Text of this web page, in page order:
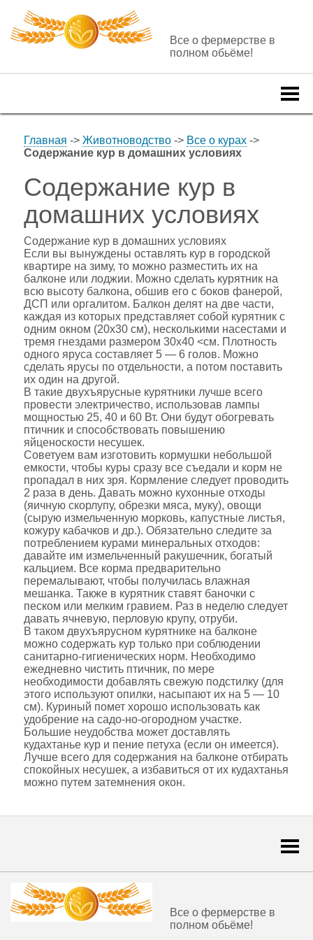
Все о фермерстве в
полном обьёме!
Главная -> Животноводство-> Все о курах->
Содержание кур в домашних условиях
Содержание кур в
домашних условиях
Содержание кур в домашних условиях
Если вы вынуждены оставлять кур в городской
квартире на зиму, то можно разместить их на
балконе или лоджии. Можно сделать курятник на
всю высоту балкона, обшив его с боков фанерой,
ДСП или оргалитом. Балкон делят на две части,
каждая из которых представляет собой курятник с
одним окном (20x30 см), несколькими насестами и
тремя гнездами размером 30x40 <см. Плотность
одного яруса составляет 5 — 6 голов. Можно
сделать ярусы по отдельности, а потом поставить
их один на другой.
В такие двухъярусные курятники лучше всего
провести электричество, использовав лампы
мощностью 25, 40 и 60 Вт. Они будут обогревать
птичник и способствовать повышению
яйценоскости несушек.
Советуем вам изготовить кормушки небольшой
емкости, чтобы куры сразу все съедали и корм не
пропадал в них зря. Кормление следует проводить
2 раза в день. Давать можно кухонные отходы
(яичную скорлупу, обрезки мяса, муку), овощи
(сырую измельченную морковь, капустные листья,
кожуру кабачков и др.). Обязательно следите за
потреблением курами минеральных отходов:
давайте им измельченный ракушечник, богатый
кальцием. Все корма предварительно
перемалывают, чтобы получилась влажная
мешанка. Также в курятник ставят баночки с
песком или мелким гравием. Раз в неделю следует
давать ячневую, перловую крупу, отруби.
В таком двухъярусном курятнике на балконе
можно содержать кур только при соблюдении
санитарно-гигиенических норм. Необходимо
ежедневно чистить птичник, по мере
необходимости добавлять свежую подстилку (для
этого используют опилки, насыпают их на 5 — 10
см). Куриный помет хорошо использовать как
удобрение на садо-но-огородном участке.
Большие неудобства может доставлять
кудахтанье кур и пение петуха (если он имеется).
Лучше всего для содержания на балконе отбирать
спокойных несушек, а избавиться от их кудахтанья
можно путем затемнения окон.
Все о фермерстве в
полном обьёме!